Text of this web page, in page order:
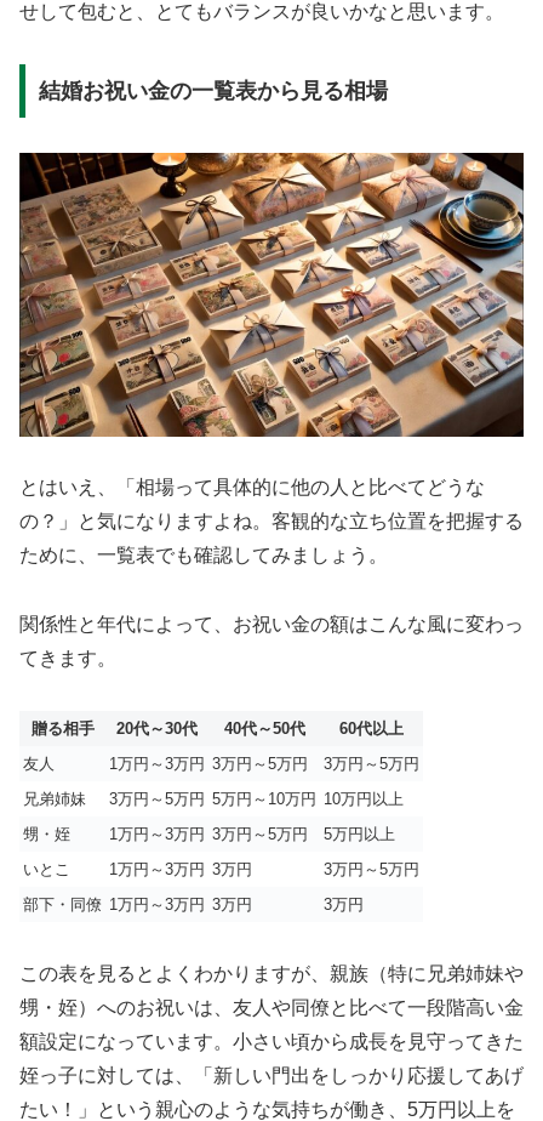
せして包むと、とてもバランスが良いかなと思います。
結婚お祝い金の一覧表から見る相場
とはいえ、「相場って具体的に他の人と比べてどうな
の？」と気になりますよね。客観的な立ち位置を把握する
ために、一覧表でも確認してみましょう。
関係性と年代によって、お祝い金の額はこんな風に変わっ
てきます。
贈る相手 20代～30代 40代～50代
60代以上
友人
1万円～3万円 3万円～5万円
3万円～5万円
兄弟姉妹
3万円～5万円 5万円～10万円 10万円以上
甥・姪
1万円～3万円 3万円～5万円
5万円以上
いとこ
1万円～3万円 3万円
3万円～5万円
部下・同僚 1万円～3万円 3万円 3万円
この表を見るとよくわかりますが、親族（特に兄弟姉妹や
甥・姪）へのお祝いは、友人や同僚と比べて一段階高い金
額設定になっています。小さい頃から成長を見守ってきた
姪っ子に対しては、「新しい門出をしっかり応援してあげ
たい！」という親心のような気持ちが働き、5万円以上を